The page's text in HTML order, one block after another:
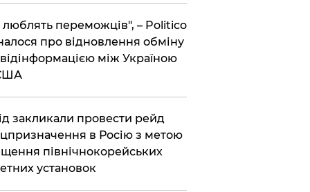
люблять переможців", – Politico
про відновлення обміну
між Україною
закликали провести рейд
в Росію з метою
північнокорейських
установок